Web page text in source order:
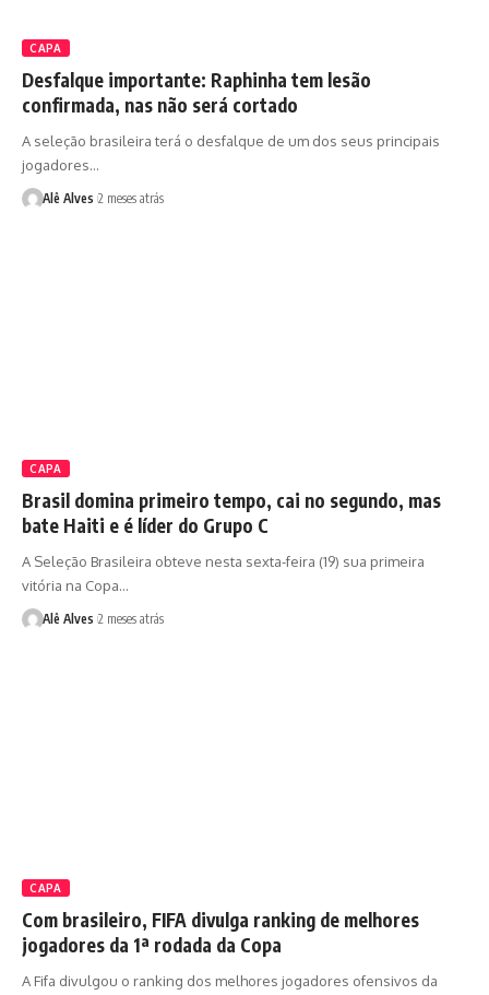
CAPA
Desfalque importante: Raphinha tem lesão
confirmada, nas não será cortado
A seleção brasileira terá o desfalque de um dos seus principais
jogadores…
Alê Alves 2 meses atrás
CAPA
Brasil domina primeiro tempo, cai no segundo, mas
bate Haiti e é líder do Grupo C
A Seleção Brasileira obteve nesta sexta-feira (19) sua primeira
vitória na Copa…
Alê Alves 2 meses atrás
CAPA
Com brasileiro, FIFA divulga ranking de melhores
jogadores da 1ª rodada da Copa
A Fifa divulgou o ranking dos melhores jogadores ofensivos da